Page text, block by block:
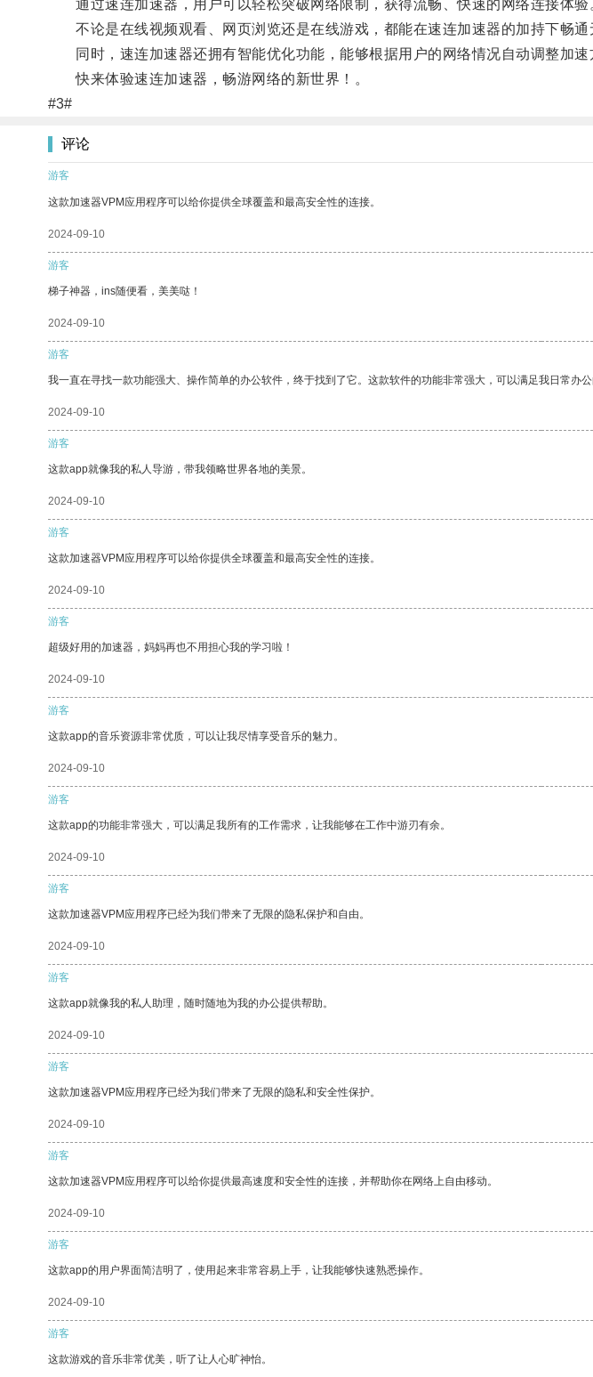
通过速连加速器，用户可以轻松突破网络限制，获得流畅、快速的网络连接体验
不论是在线视频观看、网页浏览还是在线游戏，都能在速连加速器的加持下畅通
同时，速连加速器还拥有智能优化功能，能够根据用户的网络情况自动调整加速
快来体验速连加速器，畅游网络的新世界！。
#3#
评论
游客
这款加速器VPM应用程序可以给你提供全球覆盖和最高安全性的连接。
2024-09-10
游客
梯子神器，ins随便看，美美哒！
2024-09-10
游客
我一直在寻找一款功能强大、操作简单的办公软件，终于找到了它。这款软件的功能非常强大，可以满足我日常办
2024-09-10
游客
这款app就像我的私人导游，带我领略世界各地的美景。
2024-09-10
游客
这款加速器VPM应用程序可以给你提供全球覆盖和最高安全性的连接。
2024-09-10
游客
超级好用的加速器，妈妈再也不用担心我的学习啦！
2024-09-10
游客
这款app的音乐资源非常优质，可以让我尽情享受音乐的魅力。
2024-09-10
游客
这款app的功能非常强大，可以满足我所有的工作需求，让我能够在工作中游刃有余。
2024-09-10
游客
这款加速器VPM应用程序已经为我们带来了无限的隐私保护和自由。
2024-09-10
游客
这款app就像我的私人助理，随时随地为我的办公提供帮助。
2024-09-10
游客
这款加速器VPM应用程序已经为我们带来了无限的隐私和安全性保护。
2024-09-10
游客
这款加速器VPM应用程序可以给你提供最高速度和安全性的连接，并帮助你在网络上自由移动。
2024-09-10
游客
这款app的用户界面简洁明了，使用起来非常容易上手，让我能够快速熟悉操作。
2024-09-10
游客
这款游戏的音乐非常优美，听了让人心旷神怡。